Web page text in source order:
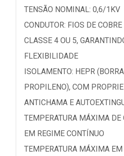
TENSÃO NOMINAL: 0,6/1KV
CONDUTOR: FIOS DE
CLASSE 4 OU 5,
FLEXIBILIDADE
ISOLAMENTO: HEPR
PROPILENO), COM
ANTICHAMA E
TEMPERATURA MÁXIMA DE
EM REGIME CONTÍNUO
TEMPERATURA MÁXIMA EM